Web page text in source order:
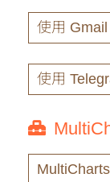
使用
使用